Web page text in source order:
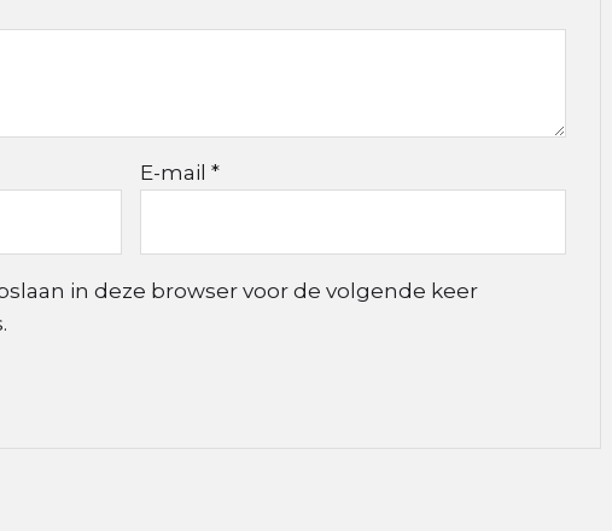
E-mail *
in deze browser voor de volgende keer